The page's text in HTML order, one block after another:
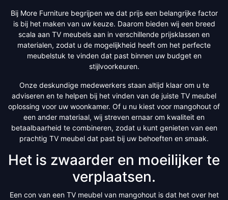
Bij More Furniture begrijpen we dat prijs een belangrijke factor
is bij het maken van uw keuze. Daarom bieden wij een breed
scala aan TV meubels aan in verschillende prijsklassen en
materialen, zodat u de mogelijkheid heeft om het perfecte
meubelstuk te vinden dat past binnen uw budget en
stijlvoorkeuren.
Onze deskundige medewerkers staan altijd klaar om u te
adviseren en te helpen bij het vinden van de juiste TV meubel
oplossing voor uw woonkamer. Of u nu kiest voor mangohout of
een ander materiaal, wij streven ernaar om kwaliteit en
betaalbaarheid te combineren, zodat u kunt genieten van een
prachtig TV meubel dat past bij uw behoeften en smaak.
Het is zwaarder en moeilijker te
verplaatsen.
Een con van een TV meubel van mangohout is dat het over het